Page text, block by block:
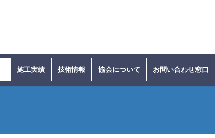
施工実績 技術情報 協会について お問い合わせ窓口